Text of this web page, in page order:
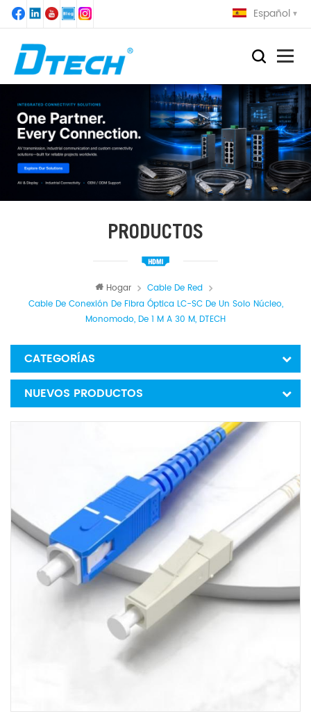
Español
PRODUCTOS
Hogar
Cable De Red
Cable De Conexión De Fibra Óptica LC-SC De Un Solo Núcleo,
Monomodo, De 1 M A 30 M, DTECH
CATEGORÍAS
NUEVOS PRODUCTOS